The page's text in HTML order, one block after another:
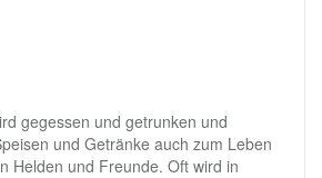
gegessen und getrunken und
und Getränke auch zum Leben
Helden und Freunde. Oft wird in